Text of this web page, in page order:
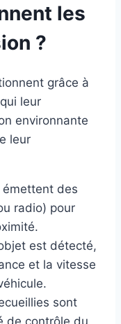
les
?
grâce à
leur
environnante
leur
des
radio) pour
est détecté,
et la vitesse
sont